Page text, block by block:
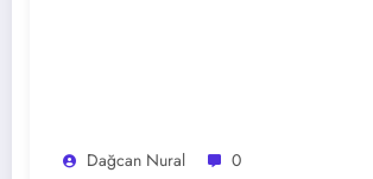
Dağcan Nural 0